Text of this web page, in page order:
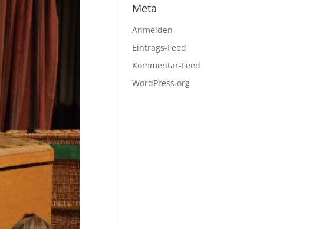
Meta
Anmelden
Eintrags-Feed
Kommentar-Feed
WordPress.org